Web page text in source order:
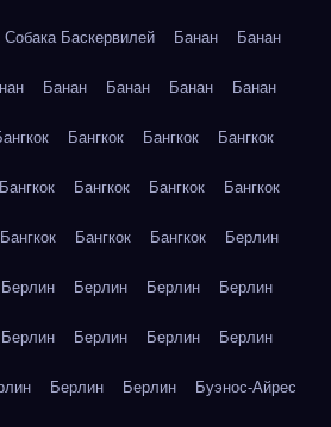
Баскервилей Банан Банан
Банан Банан Банан Банан
Бангкок Бангкок Бангкок
Бангкок Бангкок Бангкок Бангкок
Бангкок Бангкок Бангкок Берлин
Берлин Берлин Берлин Берлин
Берлин Берлин Берлин Берлин
Берлин Берлин Буэнос-Айрес